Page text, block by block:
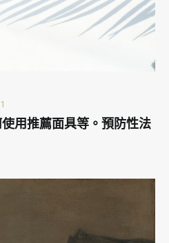
用推薦面具等。預防性法